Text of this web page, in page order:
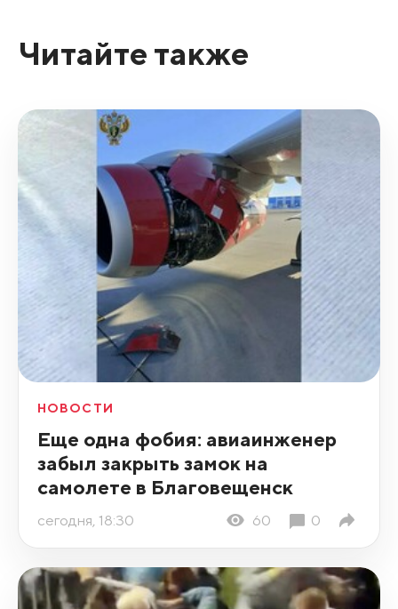
Читайте также
НОВОСТИ
Еще одна фобия: авиаинженер
забыл закрыть замок на
самолете в Благовещенск
сегодня, 18:30 60 0